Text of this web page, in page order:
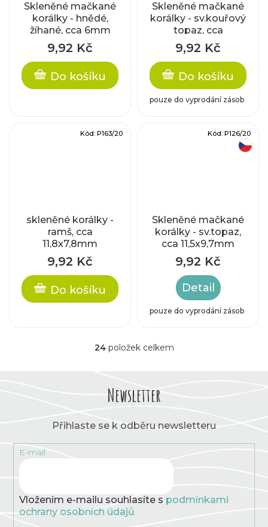
Skleněné mačkané
korálky - hnědé,
žíhané, cca 6mm
9,92 Kč
Do košíku
Skleněné mačkané
korálky - sv.kouřový
topaz, cca
9,9x9,5x7mm
9,92 Kč
Do košíku
pouze do vyprodání zásob
skleněné korálky -
ramš, cca
11,8x7,8mm
9,92 Kč
Do košíku
Kód: P163/20
Skleněné mačkané
korálky - sv.topaz,
cca 11,5x9,7mm
9,92 Kč
Detail
pouze do vyprodání zásob
Kód: P126/20
O
d
c
í
p
v
ý
24položek celkem
Newsletter
Přihlaste se k odběru newsletteru
E-mail
Vložením e-mailu souhlasíte s podmínkami
ochrany osobních údajů